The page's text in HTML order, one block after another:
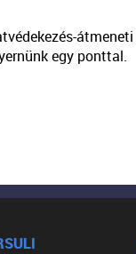
egy ponttal.